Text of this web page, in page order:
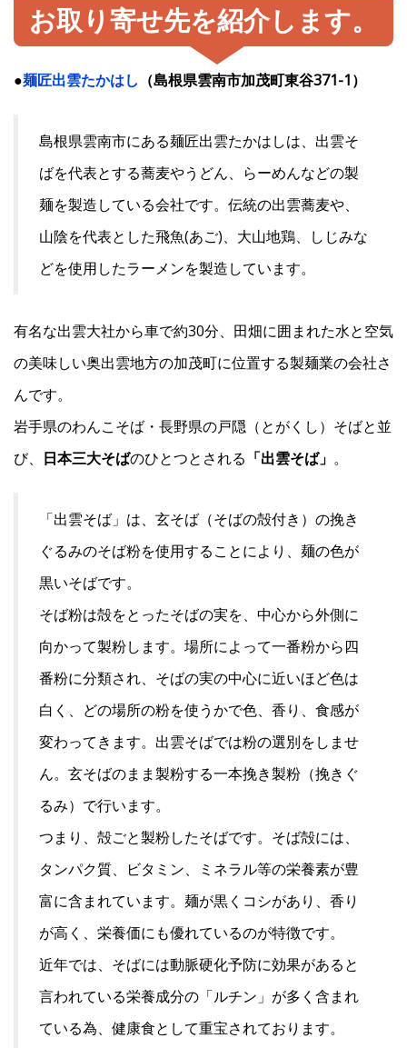
お取り寄せ先を紹介します。
●麺匠出雲たかはし （島根県雲南市加茂町東谷371-1）
島根県雲南市にある麺匠出雲たかはしは、出雲そ
ばを代表とする蕎麦やうどん、らーめんなどの製
麺を製造している会社です。伝統の出雲蕎麦や、
山陰を代表とした飛魚(あご)、大山地鶏、しじみな
どを使用したラーメンを製造しています。
有名な出雲大社から車で約30分、田畑に囲まれた水と空気
の美味しい奥出雲地方の加茂町に位置する製麺業の会社さ
んです。
岩手県のわんこそば・長野県の戸隠（とがくし）そばと並
び、 日本三大そばのひとつとされる 「出雲そば」 。
「出雲そば」は、玄そば（そばの殻付き）の挽き
ぐるみのそば粉を使用することにより、麺の色が
黒いそばです。
そば粉は殻をとったそばの実を、中心から外側に
向かって製粉します。場所によって一番粉から四
番粉に分類され、そばの実の中心に近いほど色は
白く、どの場所の粉を使うかで色、香り、食感が
変わってきます。出雲そばでは粉の選別をしませ
ん。玄そばのまま製粉する一本挽き製粉（挽きぐ
るみ）で行います。
つまり、殻ごと製粉したそばです。そば殻には、
タンパク質、ビタミン、ミネラル等の栄養素が豊
富に含まれています。麺が黒くコシがあり、香り
が高く、栄養価にも優れているのが特徴です。
近年では、そばには動脈硬化予防に効果があると
言われている栄養成分の「ルチン」が多く含まれ
ている為、健康食として重宝されております。